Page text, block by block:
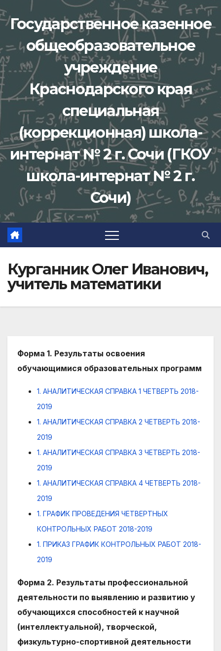
Перейти
к
содержимому
Государственное казенное
общеобразовательное
учреждение
Краснодарского края
специальная
(коррекционная) школа-
интернат № 2 г. Сочи (ГКОУ
школа-интернат № 2 г.
Сочи)
Курганник Олег Иванович,
учитель математики
Форма 1. Результаты освоения
обучающимися образовательных программ
1. АНАЛИТИЧЕСКАЯ СПРАВКА 1 ЧЕТВЕРТЬ 2018-
2019
1. АНАЛИТИЧЕСКАЯ СПРАВКА 2 ЧЕТВЕРТЬ 2018-
2019
1. АНАЛИТИЧЕСКАЯ СПРАВКА 3 ЧЕТВЕРТЬ 2018-
2019
1. АНАЛИТИЧЕСКАЯ СПРАВКА 4 ЧЕТВЕРТЬ 2018-
2019
1. ГРАФИК ПРОВЕДЕНИЯ ЧЕТВЕРТНЫХ
КОНТРОЛЬНЫХ РАБОТ 2018-2019
1. ПРИКАЗ ГРАФИК КОНТРОЛЬНЫХ РАБОТ 2018-
2019
Форма 2. Результаты профессиональной
деятельности по выявлению и развитию у
обучающихся способностей к научной
(интеллектуальной), творческой,
физкультурно-спортивной деятельности